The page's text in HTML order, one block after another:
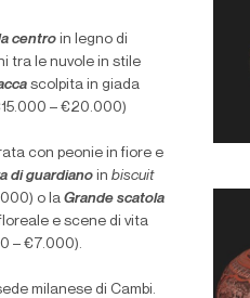
centro in legno di
tra le nuvole in stile
scolpita in giada
– €20.000)
con peonie in fiore e
di guardianoin biscuit
o la Grande scatola
e scene di vita
– €7.000).
milanese di Cambi.